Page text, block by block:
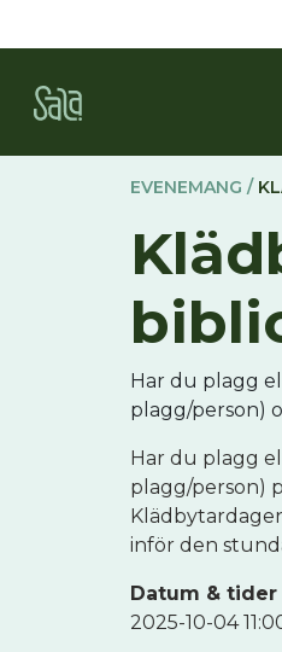
EVENEMANG /
Har du plagg
plagg/person)
Har du plagg
plagg/person)
inför den
Datum & tider
2025-10-04